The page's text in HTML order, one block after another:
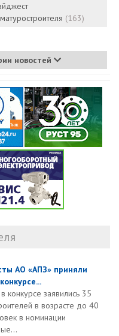
(163)
новостей
АО «АПЗ» приняли
конкурсе заявились 35
в возрасте до 40
в номинации